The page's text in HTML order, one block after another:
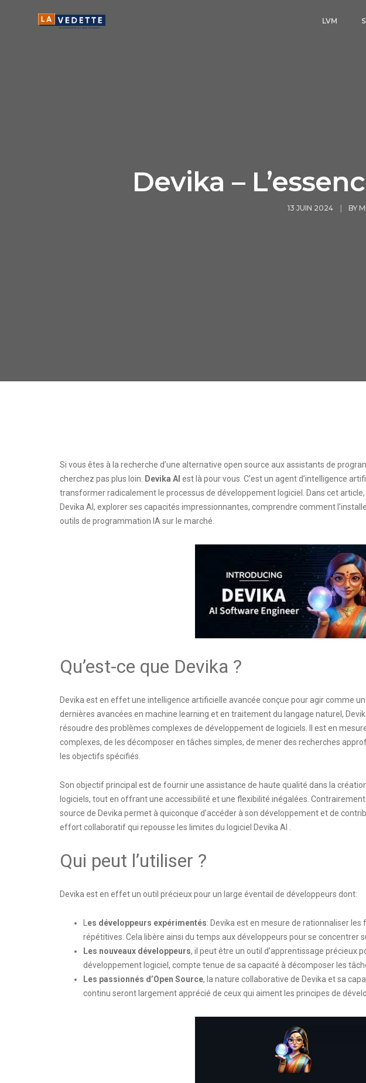
LVM
Devika –
13 JUIN 2024 BY
Si vous êtes à la recherche d’une alternative open source aux assistants de
cherchez pas plus loin.
Devika AI est là pour vous. C’est un agent d’intelligence
transformer radicalement le processus de développement logiciel. Dans cet
Devika AI, explorer ses capacités impressionnantes, comprendre comment
outils de programmation IA sur le marché.
Qu’est-ce que Devika ?
Devika est en effet une intelligence artificielle avancée conçue pour agir comme
dernières avancées en machine learning et en traitement du langage naturel,
résoudre des problèmes complexes de développement de logiciels. Il est en
complexes, de les décomposer en tâches simples, de mener des recherches
les objectifs spécifiés.
Son objectif principal est de fournir une assistance de haute qualité dans la
logiciels, tout en offrant une accessibilité et une flexibilité inégalées.
source de Devika permet à quiconque d’accéder à son développement et de
effort collaboratif qui repousse les limites du logiciel Devika AI
Qui peut l’utiliser ?
Devika est en effet un outil précieux pour un large éventail de développeurs dont:
es développeurs expérimentés: Devika est en mesure de rationnaliser
répétitives. Cela libère ainsi du temps aux développeurs pour se concentrer
Les nouveaux développeurs, il peut être un outil d’apprentissage précieux
développement logiciel, compte tenue de sa capacité à décomposer les
Les passionnés d’Open Source, la nature collaborative de Devika et sa
continu seront largement apprécié de ceux qui aiment les principes de